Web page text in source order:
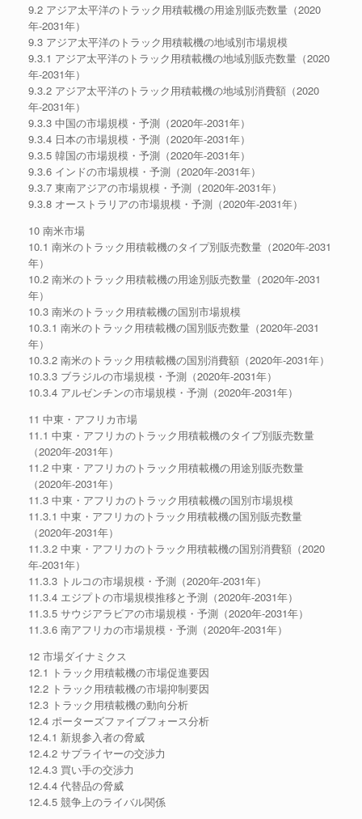
9.2 アジア太平洋のトラック用積載機の用途別販売数量（2020
年-2031年）
9.3 アジア太平洋のトラック用積載機の地域別市場規模
9.3.1 アジア太平洋のトラック用積載機の地域別販売数量（2020
年-2031年）
9.3.2 アジア太平洋のトラック用積載機の地域別消費額（2020
年-2031年）
9.3.3 中国の市場規模・予測（2020年-2031年）
9.3.4 日本の市場規模・予測（2020年-2031年）
9.3.5 韓国の市場規模・予測（2020年-2031年）
9.3.6 インドの市場規模・予測（2020年-2031年）
9.3.7 東南アジアの市場規模・予測（2020年-2031年）
9.3.8 オーストラリアの市場規模・予測（2020年-2031年）
10 南米市場
10.1 南米のトラック用積載機のタイプ別販売数量（2020年-2031
年）
10.2 南米のトラック用積載機の用途別販売数量（2020年-2031
年）
10.3 南米のトラック用積載機の国別市場規模
10.3.1 南米のトラック用積載機の国別販売数量（2020年-2031
年）
10.3.2 南米のトラック用積載機の国別消費額（2020年-2031年）
10.3.3 ブラジルの市場規模・予測（2020年-2031年）
10.3.4 アルゼンチンの市場規模・予測（2020年-2031年）
11 中東・アフリカ市場
11.1 中東・アフリカのトラック用積載機のタイプ別販売数量
（2020年-2031年）
11.2 中東・アフリカのトラック用積載機の用途別販売数量
（2020年-2031年）
11.3 中東・アフリカのトラック用積載機の国別市場規模
11.3.1 中東・アフリカのトラック用積載機の国別販売数量
（2020年-2031年）
11.3.2 中東・アフリカのトラック用積載機の国別消費額（2020
年-2031年）
11.3.3 トルコの市場規模・予測（2020年-2031年）
11.3.4 エジプトの市場規模推移と予測（2020年-2031年）
11.3.5 サウジアラビアの市場規模・予測（2020年-2031年）
11.3.6 南アフリカの市場規模・予測（2020年-2031年）
12 市場ダイナミクス
12.1 トラック用積載機の市場促進要因
12.2 トラック用積載機の市場抑制要因
12.3 トラック用積載機の動向分析
12.4 ポーターズファイブフォース分析
12.4.1 新規参入者の脅威
12.4.2 サプライヤーの交渉力
12.4.3 買い手の交渉力
12.4.4 代替品の脅威
12.4.5 競争上のライバル関係